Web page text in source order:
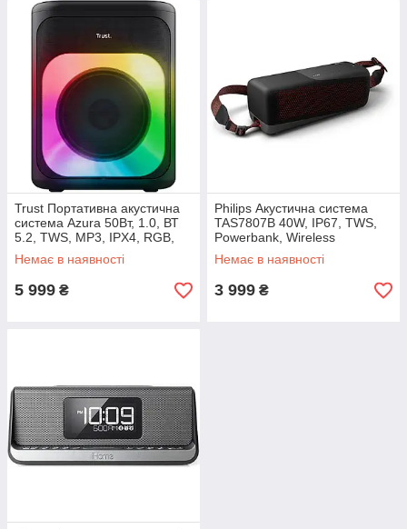
Trust Портативна акустична
система Azura 50Вт, 1.0, ВТ
5.2, TWS, MP3, IPX4, RGB,
Чорний
Немає в наявності
5 999 ₴
Philips Акустична система
TAS7807B 40W, IP67, TWS,
Powerbank, Wireless
Немає в наявності
3 999 ₴